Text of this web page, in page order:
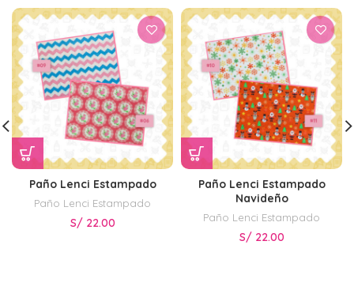
Paño Lenci Estampado
Paño Lenci Estampado
S/ 22.00
Paño Lenci Estampado
Navideño
Paño Lenci Estampado
S/ 22.00